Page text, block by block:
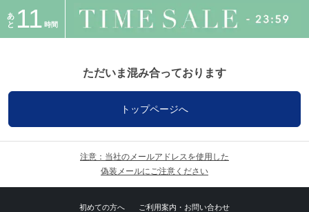
あ
と 11 時間
ただいま混み合っております
トップページへ
注意：当社のメールアドレスを使用した
偽装メールにご注意ください
初めての方へ ご利用案内・お問い合わせ